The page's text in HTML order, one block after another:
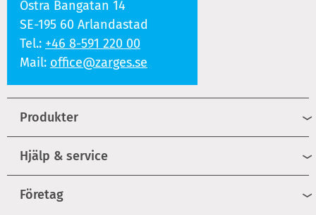
Östra Bangatan 14
SE-195 60 Arlandastad
Tel.: +46 8-591 220 00
Mail: office@zarges.se
Produkter
Hjälp & service
Företag